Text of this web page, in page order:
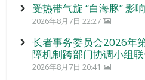
受热带气旋 “白海豚”
2026年8月7日 22:27
长者事务委员会2026年
障机制跨部门协调小组
2026年8月7日 20:41